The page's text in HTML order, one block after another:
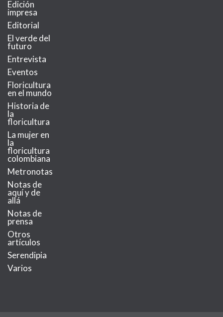
Edición
impresa
Editorial
El verde del
futuro
Entrevista
Eventos
Floricultura
en el mundo
Historia de
la
floricultura
La mujer en
la
floricultura
colombiana
Metronotas
Notas de
aquí y de
allá
Notas de
prensa
Otros
artículos
Serendipia
Varios